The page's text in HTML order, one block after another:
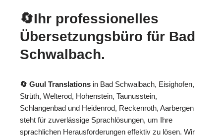
🔄Ihr professionelles
Übersetzungsbüro für Bad
Schwalbach.
🔄 Guul Translations in Bad Schwalbach, Eisighofen,
Strüth, Welterod, Hohenstein, Taunusstein,
Schlangenbad und Heidenrod, Reckenroth, Aarbergen
steht für zuverlässige Sprachlösungen, um Ihre
sprachlichen Herausforderungen effektiv zu lösen. Wir